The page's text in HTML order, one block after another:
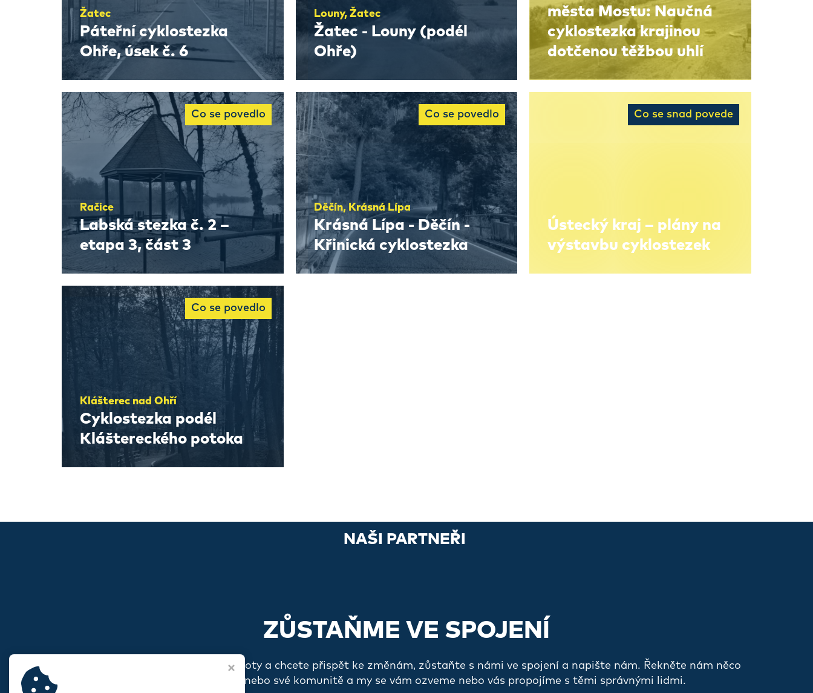
Žatec
Páteřní cyklostezka
Ohře, úsek č. 6
Louny, Žatec
Žatec - Louny (podél
Ohře)
města Mostu: Naučná
cyklostezka krajinou
dotčenou těžbou uhlí
Co se povedlo
Račice
Labská stezka č. 2 –
etapa 3, část 3
Co se povedlo
Děčín, Krásná Lípa
Krásná Lípa - Děčín -
Křinická cyklostezka
Co se snad povede
Ústecký kraj – plány na
výstavbu cyklostezek
Co se povedlo
Klášterec nad Ohří
Cyklostezka podél
Kláštereckého potoka
NAŠI PARTNEŘI
ZŮSTAŇME VE SPOJENÍ
Pokud s vámi rezonují naše hodnoty a chcete přispět ke změnám, zůstaňte s námi ve spojení a napište nám. Řekněte nám něco
o sobě, o svém spolku nebo své komunitě a my se vám ozveme nebo vás propojíme s těmi správnými lidmi.